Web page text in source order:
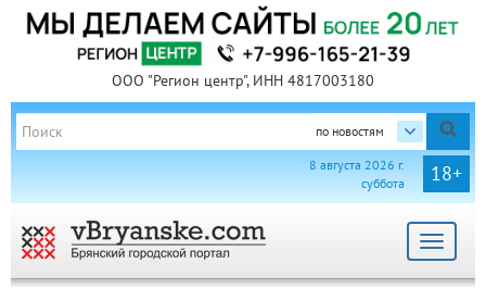
ООО "Регион центр", ИНН 4817003180
по новостям
18+
8 августа 2026 г.
суббота
Toggle